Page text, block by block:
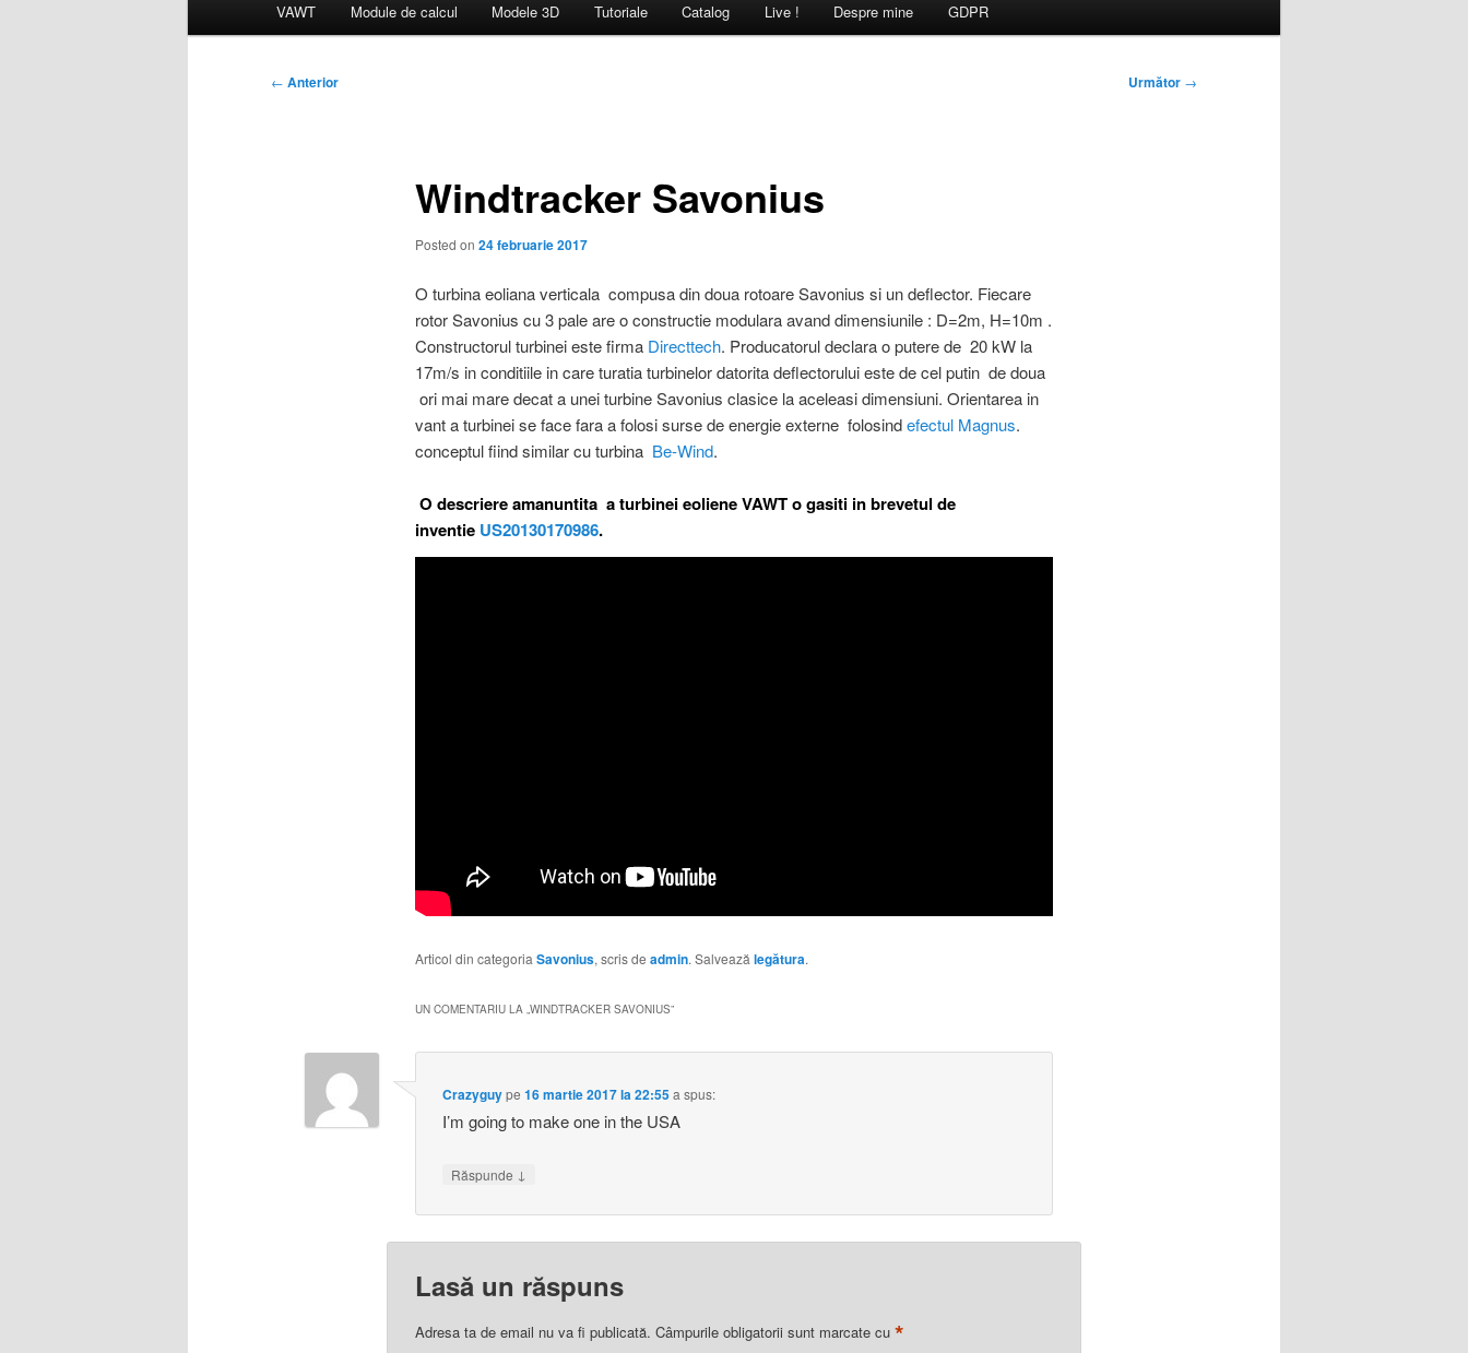
VAWT Module de calcul Modele 3D Tutoriale Catalog Live ! Despre mine GDPR
Navigare
← Anterior Următor →
Windtracker Savonius
Posted on 24 februarie 2017
O turbina eoliana verticala compusa din doua rotoare Savonius si un deflector. Fiecare
rotor Savonius cu 3 pale are o constructie modulara avand dimensiunile : D=2m, H=10m .
Constructorul turbinei este firma Directtech. Producatorul declara o putere de 20 kW la
17m/s in conditiile in care turatia turbinelor datorita deflectorului este de cel putin de doua
ori mai mare decat a unei turbine Savonius clasice la aceleasi dimensiuni. Orientarea in
vant a turbinei se face fara a folosi surse de energie externe folosindefectul Magnus.
conceptul fiind similar cu turbina Be-Wind.
O descriere amanuntita a turbinei eoliene VAWT o gasiti in brevetul de
inventie US20130170986.
Articol din categoria Savonius, scris de admin. Salvează legătura.
UN COMENTARIU LA „WINDTRACKER SAVONIUS”
Crazyguype16 martie 2017 la 22:55a spus:
I’m going to make one in the USA
Răspunde ↓
Lasă un răspuns
Adresa ta de email nu va fi publicată. Câmpurile obligatorii sunt marcate cu *